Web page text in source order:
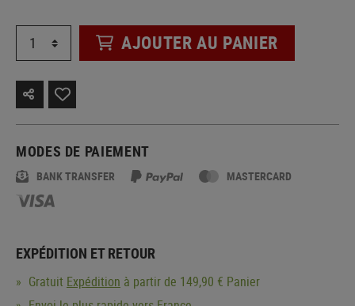
AJOUTER AU PANIER
MODES DE PAIEMENT
BANK TRANSFER MASTERCARD
EXPÉDITION ET RETOUR
Gratuit Expédition à partir de 149,90 € Panier